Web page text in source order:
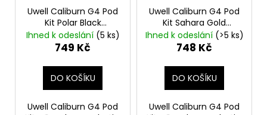
Uwell Caliburn G4 Pod
Kit Polar Black
Elektronická cigareta
Ihned k odeslání (5 ks)
749 Kč
DO KOŠÍKU
Uwell Caliburn G4 Pod
Uwell Caliburn G4 Pod
Kit Sahara Gold
Elektronická cigareta
Ihned k odeslání (>5 ks)
748 Kč
DO KOŠÍKU
Uwell Caliburn G4 Pod